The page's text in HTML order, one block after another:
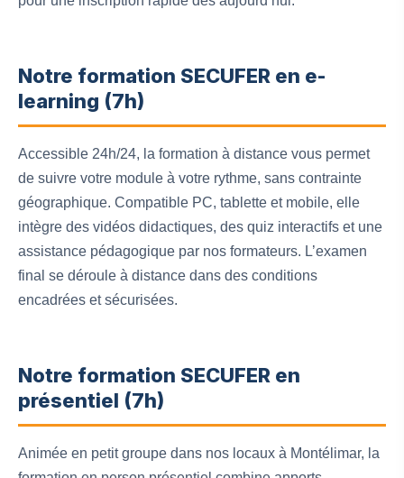
Notre formation SECUFER en e-
learning (7h)
Accessible 24h/24, la formation à distance vous permet
de suivre votre module à votre rythme, sans contrainte
géographique. Compatible PC, tablette et mobile, elle
intègre des vidéos didactiques, des quiz interactifs et une
assistance pédagogique par nos formateurs. L’examen
final se déroule à distance dans des conditions
encadrées et sécurisées.
Notre formation SECUFER en
présentiel (7h)
Animée en petit groupe dans nos locaux à Montélimar, la